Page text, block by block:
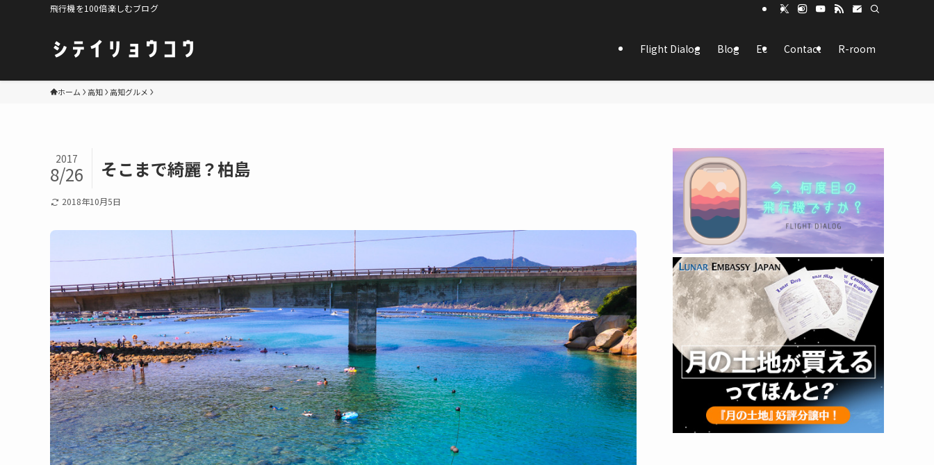
飛行機を100倍楽しむブログ
Flight Dialog Blog Ec Contact R-room
ホーム 高知 高知グルメ
そこまで綺麗？柏島
2017
8/26
2018年10月5日